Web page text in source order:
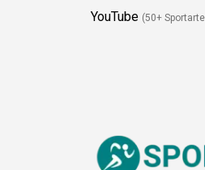
Newsletter (in Planung)